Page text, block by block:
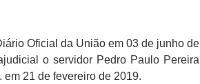
Oficial da União em 03 de junho de
o servidor Pedro Paulo Pereira
21 de fevereiro de 2019.